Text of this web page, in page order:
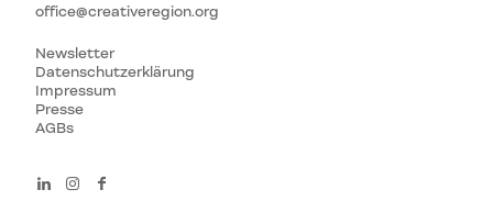
office@creativeregion.org
Newsletter
Datenschutzerklärung
Impressum
Presse
AGBs